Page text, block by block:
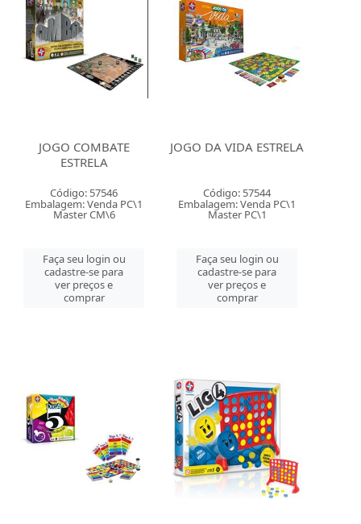
JOGO COMBATE
ESTRELA
Código: 57546
Embalagem: Venda PC\1
Master CM\6
Faça seu login ou
cadastre-se para
ver preços e
comprar
JOGO DA VIDA ESTRELA
Código: 57544
Embalagem: Venda PC\1
Master PC\1
Faça seu login ou
cadastre-se para
ver preços e
comprar